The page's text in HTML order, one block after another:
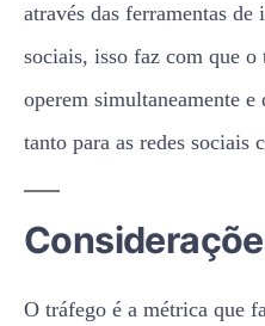
através das ferramentas
sociais, isso faz com que o
operem simultaneamente
tanto para as redes sociais
O tráfego é a métrica que